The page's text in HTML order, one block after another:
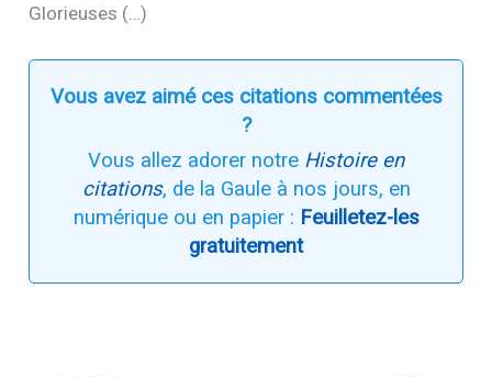
Glorieuses (…)
Vous avez aimé ces citations commentées
?
Vous allez adorer notre Histoire en
citations, de la Gaule à nos jours, en
numérique ou en papier : Feuilletez-les
gratuitement